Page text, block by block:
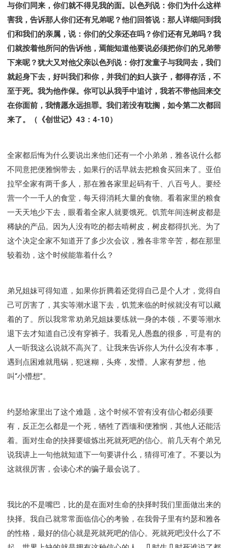
与你们同来，你们就不得见我的面。以色列说：你们为什么这样
害我，告诉那人你们还有兄弟呢？他们回答说：那人详细问到我
们和我们的亲属，说：你们的父亲还在吗？你们还有兄弟吗？我
们就按着他所问的告诉他，焉能知道他要说必须把你们的兄弟带
下来呢？犹大又对他父亲以色列说：你打发童子与我同去，我们
就起身下去，好叫我们和你，并我们的妇人孩子，都得存活，不
至于死。我为他作保。你可以从我手中追讨，我若不带他回来交
在你面前，我情愿永远担罪。我们若没有耽搁，如今第二次都回
来了。（《创世记》43：4-10）
全家都后悔为什么要说出来他们还有一个小弟弟，雅各说什么都
不同意把便雅悯带去，如果行的话早就去把粮食买回来了。亚伯
拉罕全家有两千多人，那在雅各家里起码有千、八百号人。要经
营一个一千人的食堂，每天得消耗大量的食物。看着家里的粮食
一天天地少下去，眼看着全家人就要饿死。饥荒年间连树皮都是
稀缺的产品。因为人没有吃的都去啃树皮，树皮都得扒光。为了
这个决定全家不知道开了多少次会议，雅各非常辛苦，都在那里
较着劲，这个时候能靠着什么？
弟兄姐妹可得知道，如果你折腾着还觉得自己是个人才，觉得自
己可厉害了，其实等潮水退下去，饥荒来临的时候就没有可以藏
着的了。所以我常常劝弟兄姐妹要练就一身的本领，不要等潮水
退下去才知道自己没有穿裤子。我看见人愚蠢的很多，可是有的
人一听我这么说就不高兴了。让我来告诉你人为什么没有本事，
遇到点困难就甩锅，犯迷糊，头疼，发懵。人家有梦想，他
叫“小懵想”。
约瑟给家里出了这个难题，这个时候不管有没有信心都必须要
有，反正怎么都是一个死，牺牲了西缅和便雅悯，其他人还能活
着。面对生命的抉择要锻炼出死就死吧的信心。前几天有个弟兄
说我讲上一句他就知道下一句要讲什么，猜得可准了。不要以为
这就很厉害，会读心术的骗子最会说了。
我比的不是嘴巴，比的是在面对生命的抉择时我们里面做出来的
抉择。我自己就常常面临信心的考验，在我骨子里有约瑟和雅各
的性格，最好的信心就是死就死吧的信心。死就死吧没什么了不